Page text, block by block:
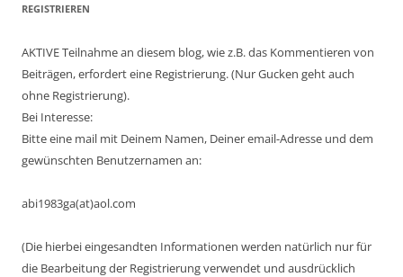
REGISTRIEREN
AKTIVE Teilnahme an diesem blog, wie z.B. das Kommentieren von
Beiträgen, erfordert eine Registrierung. (Nur Gucken geht auch
ohne Registrierung).
Bei Interesse:
Bitte eine mail mit Deinem Namen, Deiner email-Adresse und dem
gewünschten Benutzernamen an:
abi1983ga(at)aol.com
(Die hierbei eingesandten Informationen werden natürlich nur für
die Bearbeitung der Registrierung verwendet und ausdrücklich